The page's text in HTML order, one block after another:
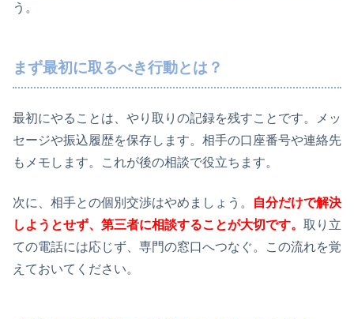
う。
まず最初に取るべき行動とは？
最初にやることは、やり取りの記録を残すことです。メッ
セージや振込履歴を保存します。相手の口座番号や連絡先
もメモします。これが後の相談で役立ちます。
次に、相手との個別交渉はやめましょう。
自分だけで解決
しようとせず、第三者に相談することが大切です。 取り立
ての電話には応じず、専門の窓口へつなぐ。この流れを覚
えておいてください。